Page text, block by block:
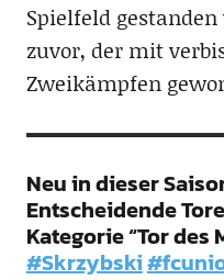
Spielfeld
zuvor, der mit
Zweikämpfen
Neu in dieser
Entscheidende
Kategorie “Tor des
#Skrzybski